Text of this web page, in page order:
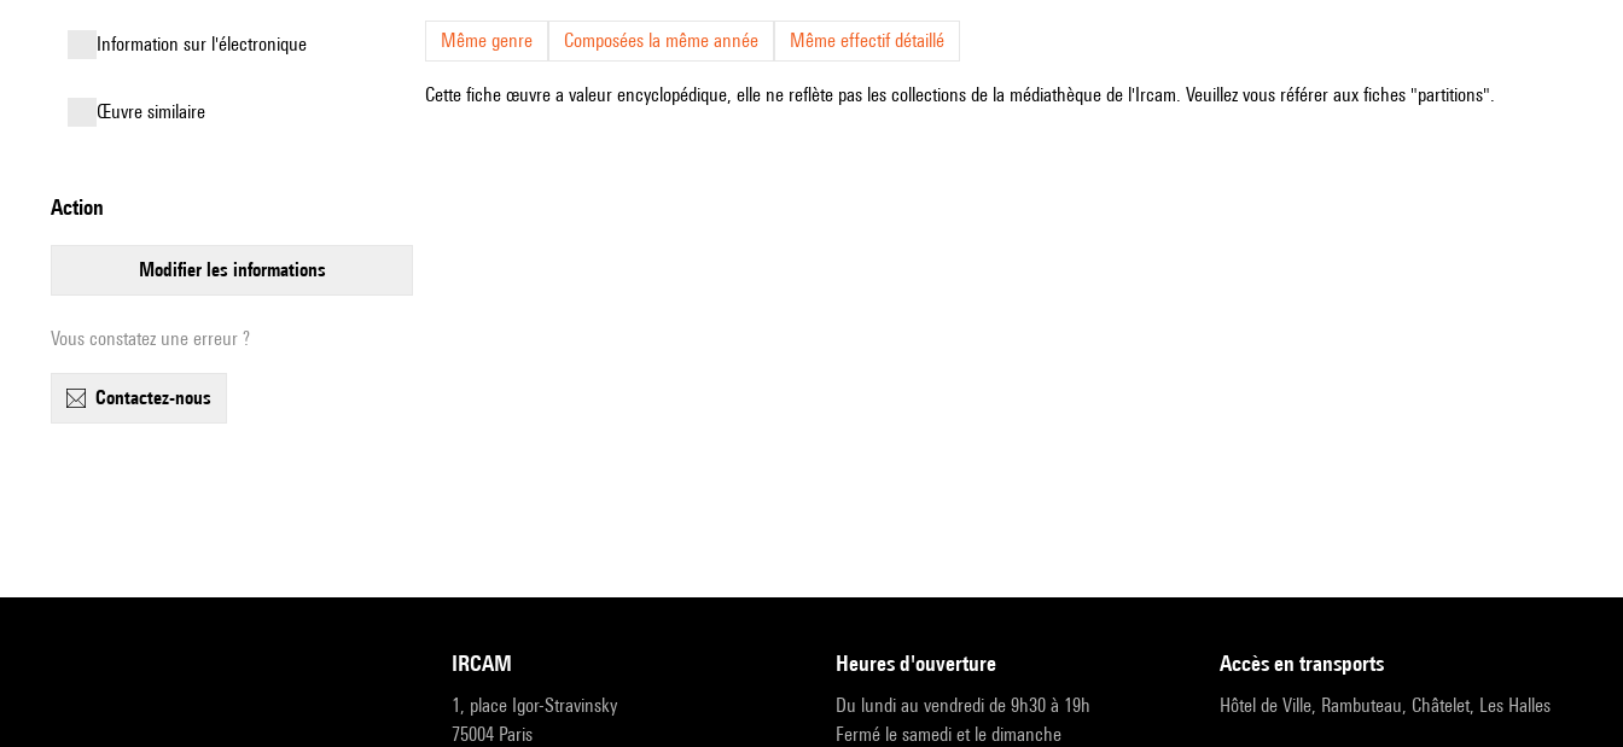
Information sur l'électronique
œuvre similaire
action
modifier les informations
Vous constatez une erreur ?
contactez-nous
Même genre Composées la même année Même effectif détaillé
Cette fiche œuvre a valeur encyclopédique, elle ne reflète pas les collections de la médiathèque de l'Ircam. Veuillez vous référer aux fiches "partitions".
IRCAM
1, place Igor-Stravinsky
75004 Paris
heures d'ouverture
Du lundi au vendredi de 9h30 à 19h
Fermé le samedi et le dimanche
accès en transports
Hôtel de Ville, Rambuteau, Châtelet, Les Halles